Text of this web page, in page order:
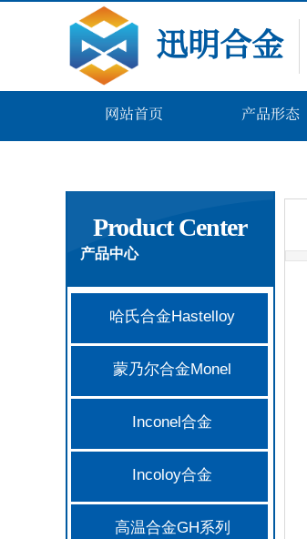
​迅明合金
网站首页 产品形态
哈氏合金Hastelloy
蒙乃尔合金Monel
Inconel合金
Incoloy合金
高温合金GH系列
产品中心
Product Center